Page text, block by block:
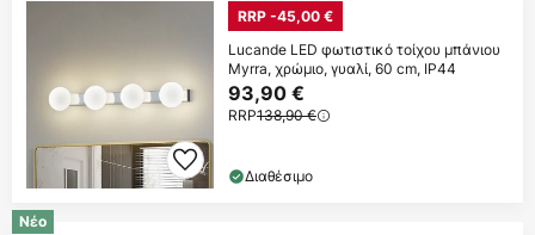
RRP -45,00 €
Lucande LED φωτιστικό τοίχου μπάνιου
Myrra, χρώμιο, γυαλί, 60 cm, IP44
93,90 €
RRP138,90 €
Διαθέσιμο
Νέο